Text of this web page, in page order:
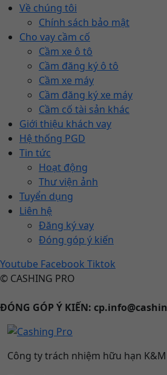
Về chúng tôi
Chính sách bảo mật
Cho vay cầm cố
Cầm xe ô tô
Cầm đăng ký ô tô
Cầm xe máy
Cầm đăng ký xe máy
Cầm cố tài sản khác
Giới thiệu khách vay
Hệ thống PGD
Tin tức
Hoạt động
Thư viện ảnh
Tuyển dụng
Liên hệ
Đăng ký vay
Đóng góp ý kiến
Youtube Facebook Tiktok
© CASHING PRO
ĐÓNG GÓP Ý KIẾN: cp.info@cashin
Công ty trách nhiệm hữu hạn